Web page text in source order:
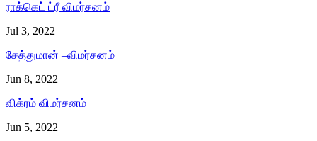
ராக்கெட் ட்ரீ விமர்சனம்
Jul 3, 2022
சேத்துமான் –விமர்சனம்
Jun 8, 2022
விக்ரம் விமர்சனம்
Jun 5, 2022